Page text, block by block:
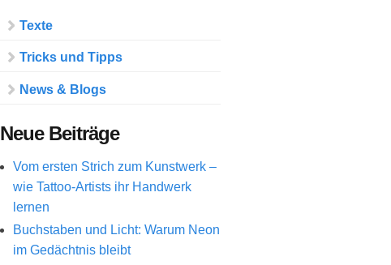
Texte
Tricks und Tipps
News & Blogs
Neue Beiträge
Vom ersten Strich zum Kunstwerk –
wie Tattoo-Artists ihr Handwerk
lernen
Buchstaben und Licht: Warum Neon
im Gedächtnis bleibt